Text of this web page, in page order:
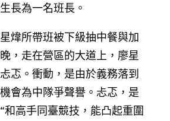
長為一名班長。
煒所帶班被下級抽中餐與加
，走在營區的大道上，廖星
忑。衝動，是由於義務落到
會為中隊爭聲譽。忐忑，是
和高手同臺競技，能凸起重圍